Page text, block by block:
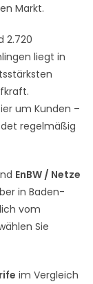
Markt.
2.720
liegt in
um Kunden –
regelmäßig
EnBW / Netze
in Baden-
vom
Sie
im Vergleich